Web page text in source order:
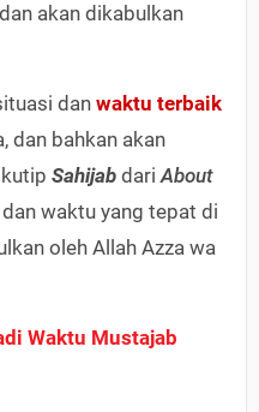
akan dikabulkan
dan waktu terbaik
dan bahkan akan
Sahijab dariAbout
waktu yang tepat di
oleh Allah Azza wa
Waktu Mustajab